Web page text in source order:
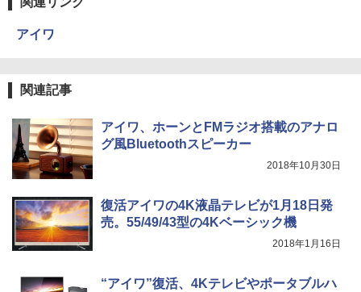
アイワ
関連記事
アイワ、ホーンとFMラジオ搭載のアナロ
グ風Bluetoothスピーカー
2018年10月30日
復活アイワの4K液晶テレビが1月18日発
売。55/49/43型の4Kベーシック機
2018年1月16日
“アイワ”復活、4Kテレビやポータブルハ